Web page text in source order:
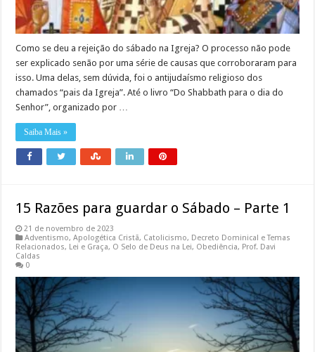
Como se deu a rejeição do sábado na Igreja? O processo não pode
ser explicado senão por uma série de causas que corroboraram para
isso. Uma delas, sem dúvida, foi o antijudaísmo religioso dos
chamados “pais da Igreja”. Até o livro “Do Shabbath para o dia do
Senhor”, organizado por …
Saiba Mais »
15 Razões para guardar o Sábado – Parte 1
21 de novembro de 2023
Adventismo,Apologética Cristã, Catolicismo, Decreto Dominical e Temas
Relacionados, Lei e Graça, O Selo de Deus na Lei, Obediência, Prof. Davi
Caldas
0